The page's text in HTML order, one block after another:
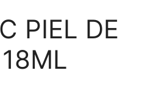
PIEL DE